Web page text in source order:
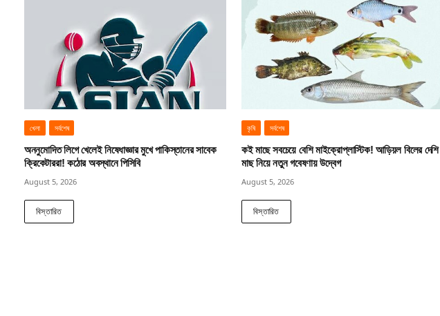
খেলা সর্বশেষ
অননুমোদিত লিগে খেলেই নিষেধাজ্ঞার মুখে পাকিস্তানের সাবেক
ক্রিকেটাররা! কঠোর অবস্থানে পিসিবি
August 5, 2026
বিস্তারিত
কৃষি সর্বশেষ
কই মাছে সবচেয়ে বেশি মাইক্রোপ্লাস্টিক! আড়িয়ল বিলের দেশি
মাছ নিয়ে নতুন গবেষণায় উদ্বেগ
August 5, 2026
বিস্তারিত